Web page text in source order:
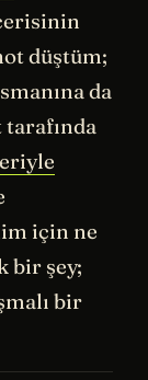
düştüm;
da
için ne
bir şey;
bir